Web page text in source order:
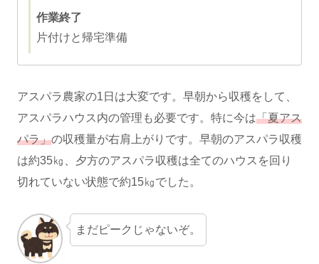
作業終了
片付けと帰宅準備
アスパラ農家の1日は大変です。早朝から収穫をして、
アスパラハウス内の管理も必要です。特に今は「夏アス
パラ」の収穫量が右肩上がりです。早朝のアスパラ収穫
は約35㎏、夕方のアスパラ収穫は全てのハウスを回り
切れていない状態で約15㎏でした。
まだピークじゃないぞ。